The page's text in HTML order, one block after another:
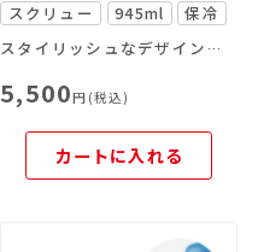
スクリュー
945ml
保冷
スタイリッシュなデザインの大容量ボトル
5,500円(税込)
カートに入れる